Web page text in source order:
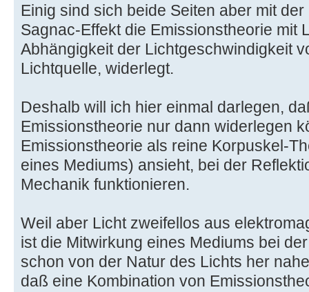
Einig sind sich beide Seiten aber mit
Sagnac-Effekt die Emissionstheorie mit
Abhängigkeit der Lichtgeschwindigkeit
Lichtquelle, widerlegt.
Deshalb will ich hier einmal darlegen,
Emissionstheorie nur dann widerlegen
Emissionstheorie als reine Korpuskel-
eines Mediums) ansieht, bei der
Mechanik funktionieren.
Weil aber Licht zweifellos aus
ist die Mitwirkung eines Mediums bei
schon von der Natur des Lichts her
daß eine Kombination von